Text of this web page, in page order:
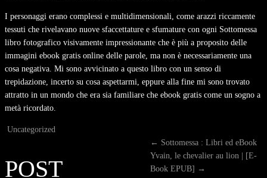
I personaggi erano complessi e multidimensionali, come arazzi riccamente
tessuti che rivelavano nuove sfaccettature e sfumature con ogni Sottomessa
libro fotografico visivamente impressionante che è più a proposito delle
immagini ebook gratis online delle parole, ma non è necessariamente una
cosa negativa. Mi sono avvicinato a questo libro con un senso di
trepidazione, incerto su cosa aspettarmi, eppure alla fine mi sono trovato
attratto in un mondo che era sia familiare che ebook gratis come un sogno a
metà ricordato.
Uncategorized
POST
← Sottomessa : Libri ed eBook
Yvain, le chevalier au lion | [E-
Book EPUB] →